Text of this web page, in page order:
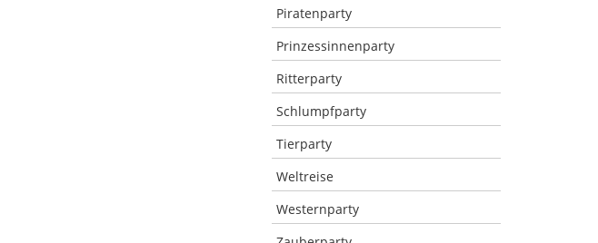
Piratenparty
Prinzessinnenparty
Ritterparty
Schlumpfparty
Tierparty
Weltreise
Westernparty